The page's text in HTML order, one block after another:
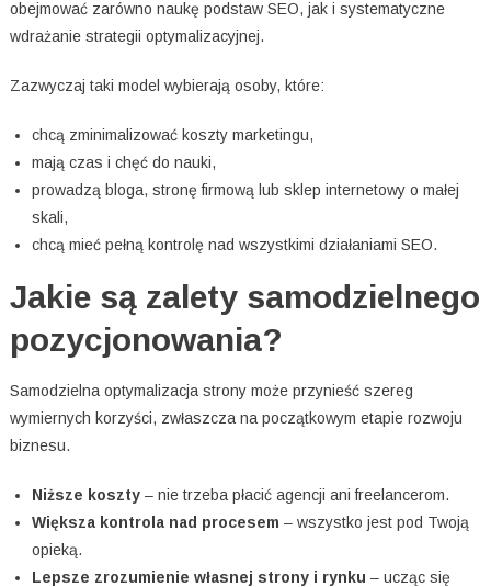
obejmować zarówno naukę podstaw SEO, jak i systematyczne
wdrażanie strategii optymalizacyjnej.
Zazwyczaj taki model wybierają osoby, które:
chcą zminimalizować koszty marketingu,
mają czas i chęć do nauki,
prowadzą bloga, stronę firmową lub sklep internetowy o małej
skali,
chcą mieć pełną kontrolę nad wszystkimi działaniami SEO.
Jakie są zalety samodzielnego
pozycjonowania?
Samodzielna optymalizacja strony może przynieść szereg
wymiernych korzyści, zwłaszcza na początkowym etapie rozwoju
biznesu.
Niższe koszty– nie trzeba płacić agencji ani freelancerom.
Większa kontrola nad procesem – wszystko jest pod Twoją
opieką.
Lepsze zrozumienie własnej strony i rynku – ucząc się